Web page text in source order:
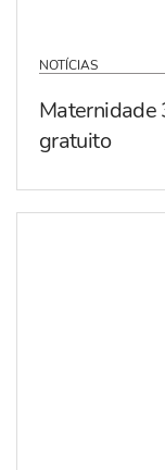
NOTÍCIAS
Maternidade
gratuito